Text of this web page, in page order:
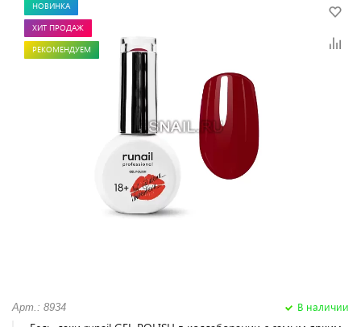
НОВИНКА
ХИТ ПРОДАЖ
РЕКОМЕНДУЕМ
Арт.: 8934 В наличии